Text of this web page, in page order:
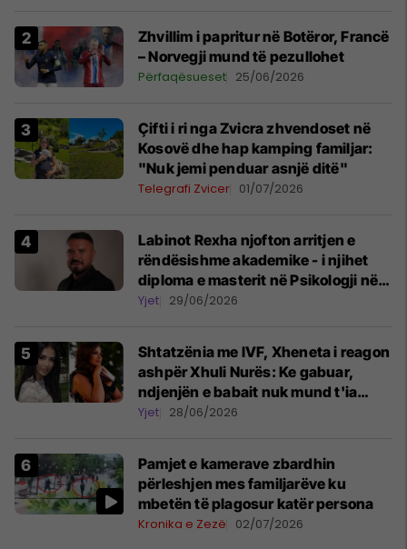
Zhvillim i papritur në Botëror, Francë
– Norvegji mund të pezullohet
Përfaqësueset 25/06/2026
Çifti i ri nga Zvicra zhvendoset në
Kosovë dhe hap kamping familjar:
"Nuk jemi penduar asnjë ditë"
Telegrafi Zvicer 01/07/2026
Labinot Rexha njofton arritjen e
rëndësishme akademike - i njihet
diploma e masterit në Psikologji në
Zvicër
Yjet 29/06/2026
Shtatzënia me IVF, Xheneta i reagon
ashpër Xhuli Nurës: Ke gabuar,
ndjenjën e babait nuk mund t'ia
plotësosh kurrë
Yjet 28/06/2026
Pamjet e kamerave zbardhin
përleshjen mes familjarëve ku
mbetën të plagosur katër persona
Kronika e Zezë 02/07/2026